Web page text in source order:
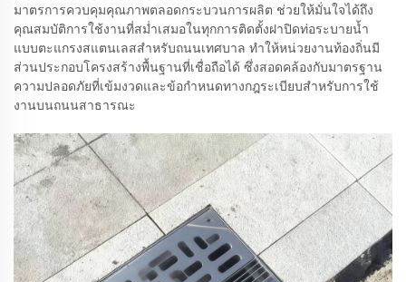
มาตรการควบคุมคุณภาพตลอดกระบวนการผลิต ช่วยให้มั่นใจได้ถึง
คุณสมบัติการใช้งานที่สม่ำเสมอในทุกการติดตั้งฝาปิดท่อระบายน้ำ
แบบตะแกรงสแตนเลสสำหรับถนนเทศบาล ทำให้หน่วยงานท้องถิ่นมี
ส่วนประกอบโครงสร้างพื้นฐานที่เชื่อถือได้ ซึ่งสอดคล้องกับมาตรฐาน
ความปลอดภัยที่เข้มงวดและข้อกำหนดทางกฎระเบียบสำหรับการใช้
งานบนถนนสาธารณะ